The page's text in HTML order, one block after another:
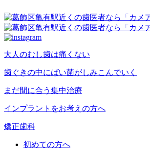
大人のむし歯は痛くない
歯ぐきの中にばい菌がしみこんでいく
まだ間に合う集中治療
インプラントをお考えの方へ
矯正歯科
初めての方へ